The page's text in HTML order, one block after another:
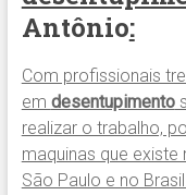
Antônio:
Com profissionais
em desentupimento
realizar o trabalho,
maquinas que
São Paulo e no